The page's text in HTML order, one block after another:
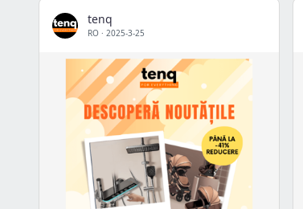
tenq
RO · 2025-3-25